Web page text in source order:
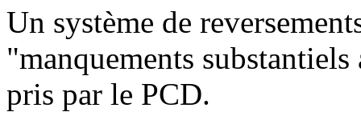
Un système de
"manquements
pris par le PCD.